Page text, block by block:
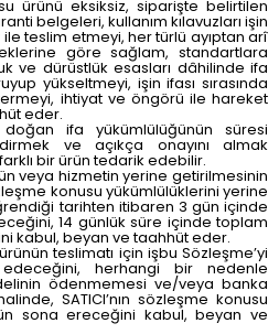
ürünü eksiksiz, siparişte belirtilen
belgeleri, kullanım kılavuzları işin
teslim etmeyi, her türlü ayıptan arî
göre sağlam, standartlara
ve dürüstlük esasları dâhilinde ifa
yükseltmeyi, işin ifası sırasında
ihtiyat ve öngörü ile hareket
eder.
ifa yükümlülüğünün süresi
ve açıkça onayını almak
bir ürün tedarik edebilir.
veya hizmetin yerine getirilmesinin
konusu yükümlülüklerini yerine
tarihten itibaren 3 gün içinde
14 günlük süre içinde toplam
kabul, beyan ve taahhüt eder.
teslimatı için işbu Sözleşme’yi
herhangi bir nedenle
ödenmemesi ve/veya banka
SATICI’nın sözleşme konusu
sona ereceğini kabul, beyan ve